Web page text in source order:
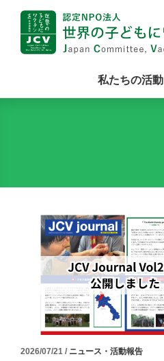
私たちの活動
2026/07/21 / ニュース・活動報告